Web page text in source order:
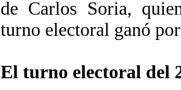
de Carlos Soria,
turno electoral ganó
El turno electoral del